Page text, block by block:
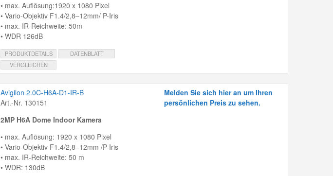
• max. Auflösung:1920 x 1080 Pixel
• Vario-Objektiv F1.4/2,8–12mm/ P-Iris
• max. IR-Reichweite: 50m
• WDR 126dB
PRODUKTDETAILS
DATENBLATT
VERGLEICHEN
Avigilon 2.0C-H6A-D1-IR-B
Art.-Nr. 130151
2MP H6A Dome Indoor Kamera
• max. Auflösung: 1920 x 1080 Pixel
• Vario-Objektiv F1.4/2,8–12mm /P-Iris
• max. IR-Reichweite: 50 m
• WDR: 130dB
Melden Sie sich hier an um Ihren
persönlichen Preis zu sehen.